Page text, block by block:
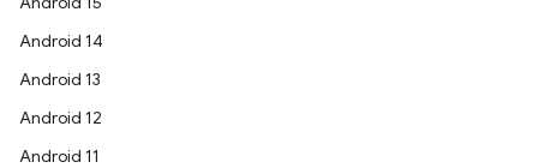
Android 14
Android 13
Android 12
Android 11